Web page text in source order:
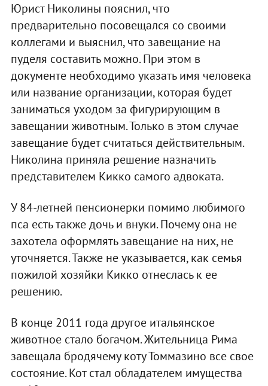
Юрист Николины пояснил, что
предварительно посовещался со своими
коллегами и выяснил, что завещание на
пуделя составить можно. При этом в
документе необходимо указать имя человека
или название организации, которая будет
заниматься уходом за фигурирующим в
завещании животным. Только в этом случае
завещание будет считаться действительным.
Николина приняла решение назначить
представителем Кикко самого адвоката.
У 84-летней пенсионерки помимо любимого
пса есть также дочь и внуки. Почему она не
захотела оформлять завещание на них, не
уточняется. Также не указывается, как семья
пожилой хозяйки Кикко отнеслась к ее
решению.
В конце 2011 года другое итальянское
животное стало богачом. Жительница Рима
завещала бродячему коту Томмазино все свое
состояние. Кот стал обладателем имущества